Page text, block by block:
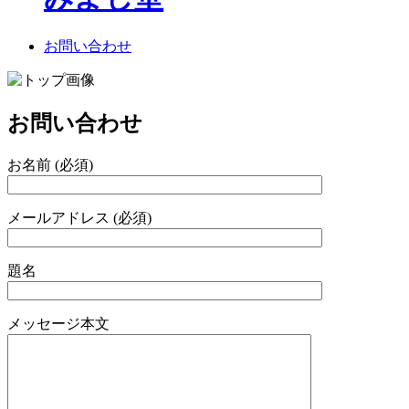
お問い合わせ
お問い合わせ
お名前 (必須)
メールアドレス (必須)
題名
メッセージ本文